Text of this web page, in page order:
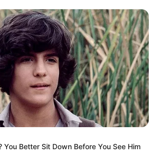
You Better Sit Down Before You See Him